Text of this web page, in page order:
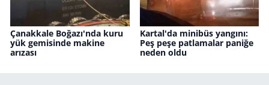
Çanakkale Boğazı'nda kuru
yük gemisinde makine
arızası
Kartal'da minibüs yangını:
Peş peşe patlamalar paniğe
neden oldu